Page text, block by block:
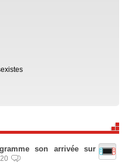
son arrivée sur